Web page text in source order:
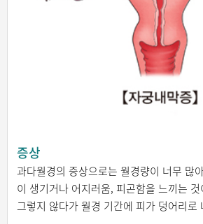
증상
과다월경의 증상으로는 월경량이 너무 많
이 생기거나 어지러움, 피곤함을 느끼는
그렇지 않다가 월경 기간에 피가 덩어리로